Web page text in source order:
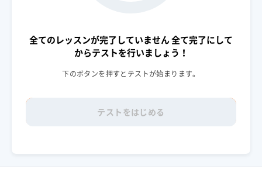
全てのレッスンが完了していません全て完了にして
からテストを行いましょう！
下のボタンを押すとテストが始まります。
テストをはじめる